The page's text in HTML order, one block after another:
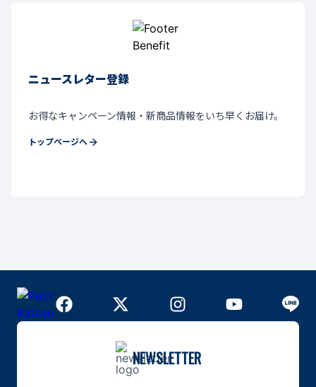
ニュースレター登録
お得なキャンペーン情報・新商品情報をいち早くお届け。
トップページへ
NEWSLETTER